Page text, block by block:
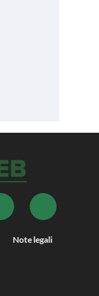
Note legali